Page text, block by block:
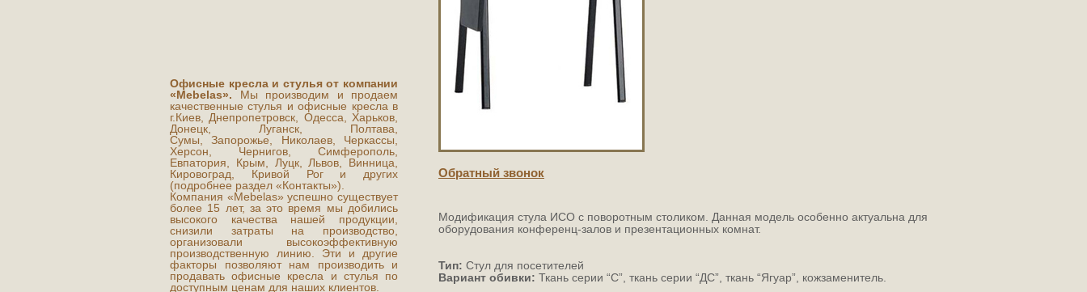
Офисные кресла и стулья от компании
«Mebelas». Мы производим и продаем
качественные стулья и офисные кресла в
г.Киев, Днепропетровск, Одесса, Харьков,
Донецк, Луганск, Полтава,
Сумы, Запорожье, Николаев, Черкассы,
Херсон, Чернигов, Симферополь,
Евпатория, Крым, Луцк, Львов, Винница,
Кировоград, Кривой Рог и других
(подробнее раздел «Контакты»).
Компания «Mebelas» успешно существует
более 15 лет, за это время мы добились
высокого качества нашей продукции,
снизили затраты на производство,
организовали высокоэффективную
производственную линию. Эти и другие
факторы позволяют нам производить и
продавать офисные кресла и стулья по
доступным ценам для наших клиентов.
Обратный звонок
Модификация стула ИСО с поворотным столиком. Данная модель особенно актуальна для
оборудования конференц-залов и презентационных комнат.
Тип: Стул для посетителей
Вариант обивки: Ткань серии “С”, ткань серии “ДС”, ткань “Ягуар”, кожзаменитель.